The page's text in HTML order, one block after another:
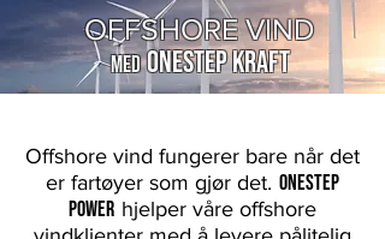
OFFSHORE VIND
MED ONESTEP KRAFT
Offshore vind fungerer bare når det
er fartøyer som gjør det. OneStep
Power hjelper våre offshore